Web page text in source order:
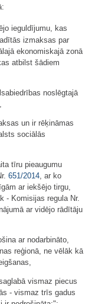
ieguldījumu, kas
izmaksas par
ekonomiskajā zonā
atbilst šādiem
noslēgtajā
un ir rēķināmas
sociālās
tīru pieaugumu
651/2014 , ar ko
ar iekšējo tirgu,
- Komisijas regula Nr.
ar vidējo rādītāju
ar nodarbināto,
reģionā, ne vēlāk kā
vismaz piecus
- vismaz trīs gadus